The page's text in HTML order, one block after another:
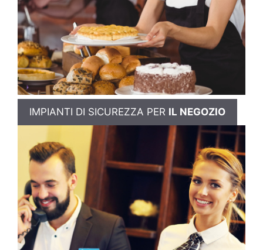
IMPIANTI DI SICUREZZA PER IL NEGOZIO